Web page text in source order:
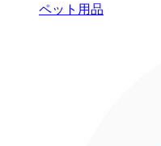
ペット用品